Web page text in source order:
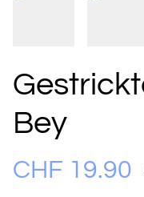
Bey
CHF 19.90